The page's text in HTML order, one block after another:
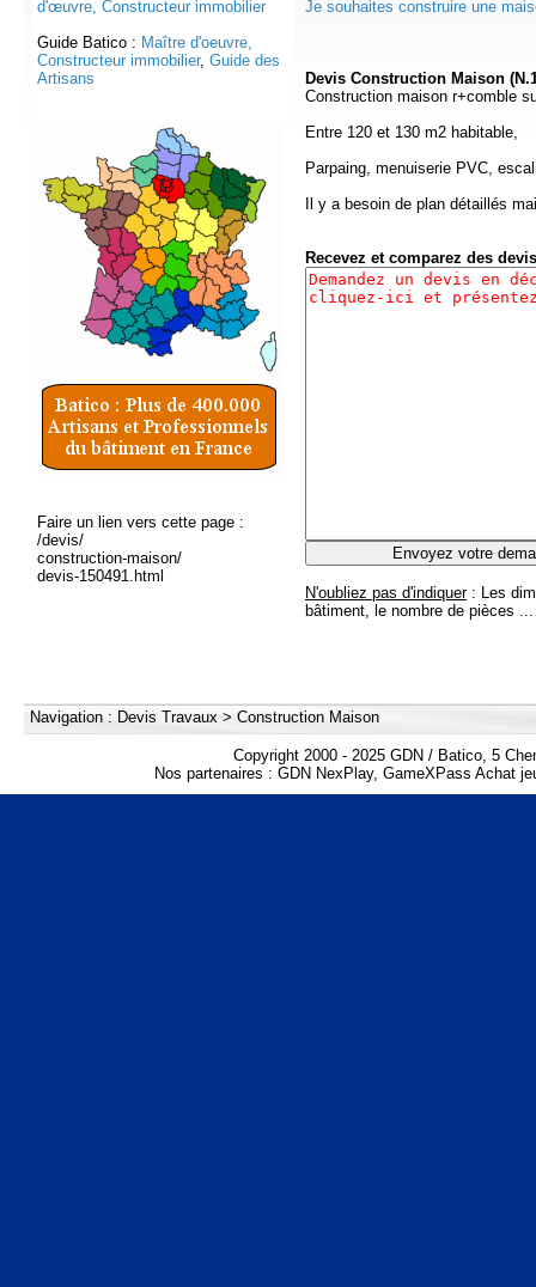
d'œuvre, Constructeur immobilier
Guide Batico : Maître d'oeuvre,
Constructeur immobilier, Guide des
Artisans
Faire un lien vers cette page :
/devis/
construction-maison/
devis-150491.html
Je souhaites construire une
Devis Construction Maison
Construction maison r+comble
Entre 120 et 130 m2 habitable,
Parpaing, menuiserie PVC,
Il y a besoin de plan détaillés
Recevez et comparez des
N'oubliez pas d'indiquer: Les
bâtiment, le nombre de pièces ...
Navigation : Devis Travaux > Construction Maison
Copyright 2000 - 2025 GDN / Batico, 5
Nos partenaires : GDN NexPlay, GameXPass Achat